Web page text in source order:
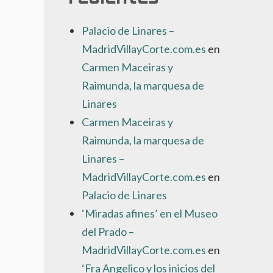
Palacio de Linares –
MadridVillayCorte.com.es en
Carmen Maceiras y
Raimunda, la marquesa de
Linares
Carmen Maceiras y
Raimunda, la marquesa de
Linares –
MadridVillayCorte.com.es en
Palacio de Linares
‘Miradas afines’ en el Museo
del Prado –
MadridVillayCorte.com.es en
‘Fra Angelico y los inicios del